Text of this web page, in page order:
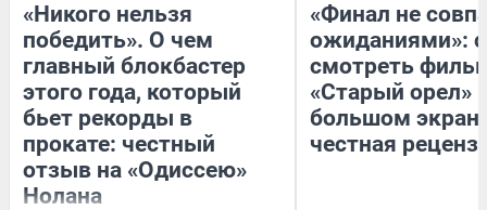
«Никого нельзя
победить». О чем
главный блокбастер
этого года, который
бьет рекорды в
прокате: честный
отзыв на «Одиссею»
Нолана
«Финал не
ожиданиями»:
смотреть
«Старый орел»
большом
честная